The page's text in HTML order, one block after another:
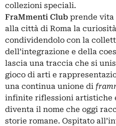
collezioni speciali.
FraMmenti Club prende
alla città di Roma la
condividendolo con la
dell’integrazione e della
lascia una traccia che si
gioco di arti e
una continua unione di
infinite riflessioni artistiche
diventa il nome che oggi
storie romane. Ospitato